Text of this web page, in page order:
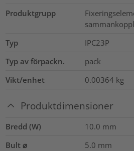
Produktgrupp
Typ
IPC23P
Typ av förpackn.
pack
Vikt/enhet
0.00364 kg
Produktdimensioner
Bredd (W) 10.0 mm
Bult ⌀
5.0 mm